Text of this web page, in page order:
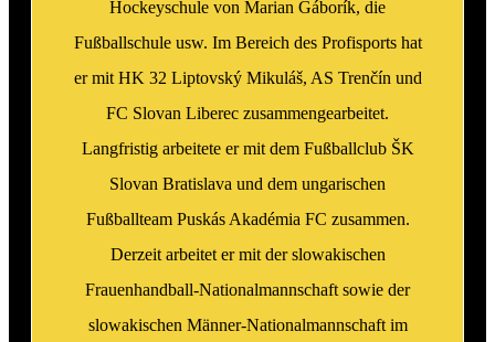
Hockeyschule von Marian Gáborík, die
Fußballschule usw. Im Bereich des Profisports hat
er mit HK 32 Liptovský Mikuláš, AS Trenčín und
FC Slovan Liberec zusammengearbeitet.
Langfristig arbeitete er mit dem Fußballclub ŠK
Slovan Bratislava und dem ungarischen
Fußballteam Puskás Akadémia FC zusammen.
Derzeit arbeitet er mit der slowakischen
Frauenhandball-Nationalmannschaft sowie der
slowakischen Männer-Nationalmannschaft im